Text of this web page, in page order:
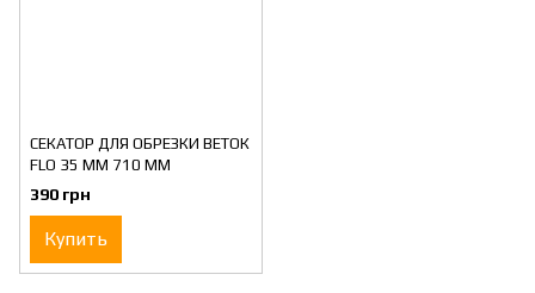
СЕКАТОР ДЛЯ ОБРЕЗКИ ВЕТОК
FLO 35 ММ 710 ММ
390 грн
Купить